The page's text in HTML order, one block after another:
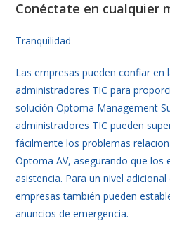
Conéctate en cualquier
Tranquilidad
Las empresas pueden confiar en
administradores TIC para
solución Optoma Management
administradores TIC pueden
fácilmente los problemas
Optoma AV, asegurando que los
asistencia. Para un nivel
empresas también pueden
anuncios de emergencia.